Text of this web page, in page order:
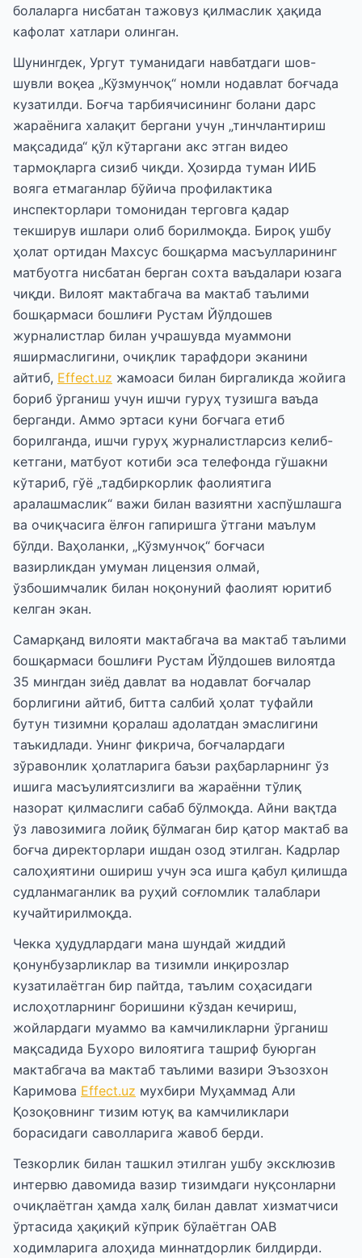
болаларга нисбатан тажовуз қилмаслик ҳақида
кафолат хатлари олинган.
Шунингдек, Ургут туманидаги навбатдаги шов-
шувли воқеа „Кўзмунчоқ“ номли нодавлат боғчада
кузатилди. Боғча тарбиячисининг болани дарс
жараёнига халақит бергани учун „тинчлантириш
мақсадида“ қўл кўтаргани акс этган видео
тармоқларга сизиб чиқди. Ҳозирда туман ИИБ
вояга етмаганлар бўйича профилактика
инспекторлари томонидан терговга қадар
текширув ишлари олиб борилмоқда. Бироқ ушбу
ҳолат ортидан Махсус бошқарма масъулларининг
матбуотга нисбатан берган сохта ваъдалари юзага
чиқди. Вилоят мактабгача ва мактаб таълими
бошқармаси бошлиғи Рустам Йўлдошев
журналистлар билан учрашувда муаммони
яширмаслигини, очиқлик тарафдори эканини
айтиб, Effect.uz жамоаси билан биргаликда жойига
бориб ўрганиш учун ишчи гуруҳ тузишга ваъда
берганди. Аммо эртаси куни боғчага етиб
борилганда, ишчи гуруҳ журналистларсиз келиб-
кетгани, матбуот котиби эса телефонда гўшакни
кўтариб, гўё „тадбиркорлик фаолиятига
аралашмаслик“ важи билан вазиятни хаспўшлашга
ва очиқчасига ёлғон гапиришга ўтгани маълум
бўлди. Ваҳоланки, „Кўзмунчоқ“ боғчаси
вазирликдан умуман лицензия олмай,
ўзбошимчалик билан ноқонуний фаолият юритиб
келган экан.
Самарқанд вилояти мактабгача ва мактаб таълими
бошқармаси бошлиғи Рустам Йўлдошев вилоятда
35 мингдан зиёд давлат ва нодавлат боғчалар
борлигини айтиб, битта салбий ҳолат туфайли
бутун тизимни қоралаш адолатдан эмаслигини
таъкидлади. Унинг фикрича, боғчалардаги
зўравонлик ҳолатларига баъзи раҳбарларнинг ўз
ишига масъулиятсизлиги ва жараённи тўлиқ
назорат қилмаслиги сабаб бўлмоқда. Айни вақтда
ўз лавозимига лойиқ бўлмаган бир қатор мактаб ва
боғча директорлари ишдан озод этилган. Кадрлар
салоҳиятини ошириш учун эса ишга қабул қилишда
судланмаганлик ва руҳий соғломлик талаблари
кучайтирилмоқда.
Чекка ҳудудлардаги мана шундай жиддий
қонунбузарликлар ва тизимли инқирозлар
кузатилаётган бир пайтда, таълим соҳасидаги
ислоҳотларнинг боришини кўздан кечириш,
жойлардаги муаммо ва камчиликларни ўрганиш
мақсадида Бухоро вилоятига ташриф буюрган
мактабгача ва мактаб таълими вазири Эъзозхон
Каримова Effect.uz мухбири Муҳаммад Али
Қозоқовнинг тизим ютуқ ва камчиликлари
борасидаги саволларига жавоб берди.
Тезкорлик билан ташкил этилган ушбу эксклюзив
интервю давомида вазир тизимдаги нуқсонларни
очиқлаётган ҳамда халқ билан давлат хизматчиси
ўртасида ҳақиқий кўприк бўлаётган ОАВ
ходимларига алоҳида миннатдорлик билдирди.